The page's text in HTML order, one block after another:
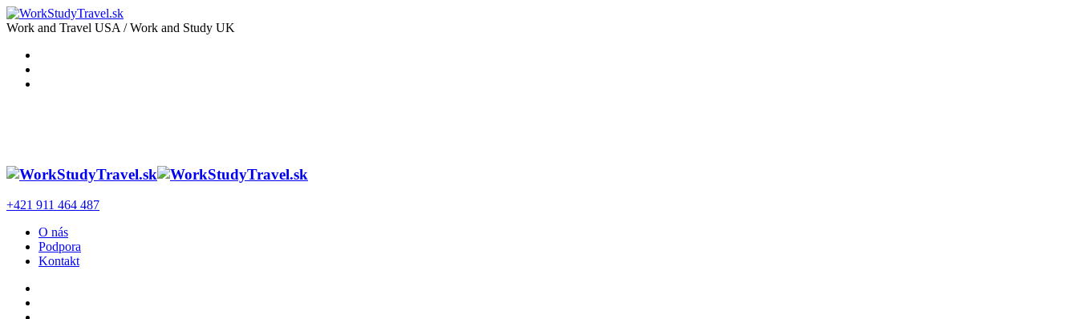
Work and Travel USA / Work and Study UK
+421 911 464 487
O nás
Podpora
Kontakt